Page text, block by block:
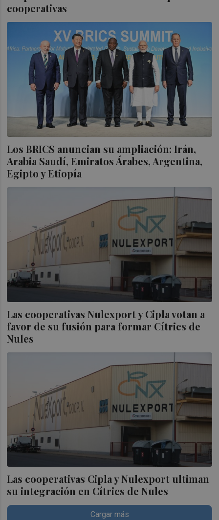
cooperativas
Los BRICS anuncian su ampliación: Irán,
Arabia Saudí, Emiratos Árabes, Argentina,
Egipto y Etiopía
Las cooperativas Nulexport y Cipla votan a
favor de su fusión para formar Cítrics de
Nules
Las cooperativas Cipla y Nulexport ultiman
su integración en Cítrics de Nules
Cargar más